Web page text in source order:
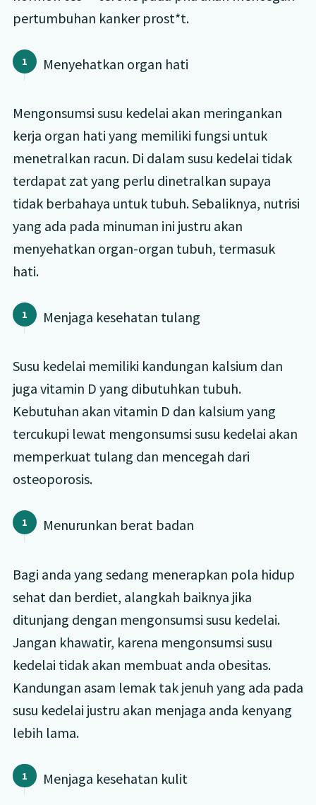
pertumbuhan kanker prost*t.
Menyehatkan organ hati
Mengonsumsi susu kedelai akan meringankan
kerja organ hati yang memiliki fungsi untuk
menetralkan racun. Di dalam susu kedelai tidak
terdapat zat yang perlu dinetralkan supaya
tidak berbahaya untuk tubuh. Sebaliknya, nutrisi
yang ada pada minuman ini justru akan
menyehatkan organ-organ tubuh, termasuk
hati.
Menjaga kesehatan tulang
Susu kedelai memiliki kandungan kalsium dan
juga vitamin D yang dibutuhkan tubuh.
Kebutuhan akan vitamin D dan kalsium yang
tercukupi lewat mengonsumsi susu kedelai akan
memperkuat tulang dan mencegah dari
osteoporosis.
Menurunkan berat badan
Bagi anda yang sedang menerapkan pola hidup
sehat dan berdiet, alangkah baiknya jika
ditunjang dengan mengonsumsi susu kedelai.
Jangan khawatir, karena mengonsumsi susu
kedelai tidak akan membuat anda obesitas.
Kandungan asam lemak tak jenuh yang ada pada
susu kedelai justru akan menjaga anda kenyang
lebih lama.
Menjaga kesehatan kulit